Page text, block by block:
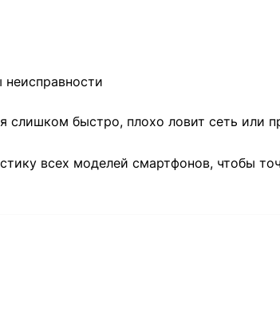
слишком быстро, плохо ловит сеть или
всех моделей смартфонов, чтобы